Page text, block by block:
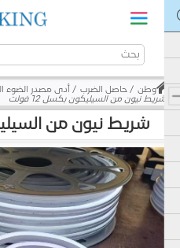
وطن حاصل الضرب أدى مصدر الضوء
شريط نيون من السيليكون بكسل 12 فولت
شريط نيون من السيليكون